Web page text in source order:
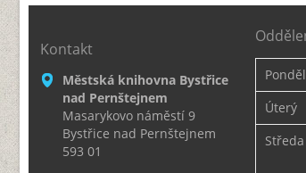
Kontakt
Městská knihovna Bystřice
nad Pernštejnem
Masarykovo náměstí 9
Bystřice nad Pernštejnem
593 01
Úterý
Středa